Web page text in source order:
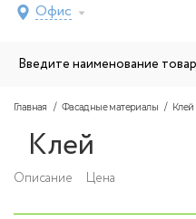
Офис
Главная Фасадные материалы Клей
Клей
Описание Цена